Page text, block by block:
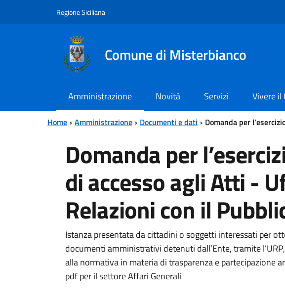
Regione Siciliana
Comune di Misterbianco
Amministrazione Novità Servizi Vivere il
Home Amministrazione Documenti e dati Domanda per
Domanda per
di accesso agli Atti -
Relazioni con il
Istanza presentata da cittadini o soggetti interessati per
documenti amministrativi detenuti dall’Ente, tramite
alla normativa in materia di trasparenza e partecipazione
pdf per il settore Affari Generali